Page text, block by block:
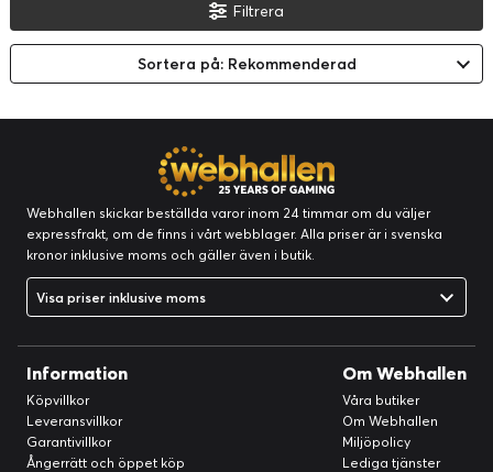
Filtrera
Sortera på: Rekommenderad
Webhallen skickar beställda varor inom 24 timmar om du väljer
expressfrakt, om de finns i vårt webblager. Alla priser är i svenska
kronor inklusive moms och gäller även i butik.
Visa priser inklusive moms
Information
Köpvillkor
Leveransvillkor
Garantivillkor
Ångerrätt och öppet köp
Om Webhallen
Våra butiker
Om Webhallen
Miljöpolicy
Lediga tjänster